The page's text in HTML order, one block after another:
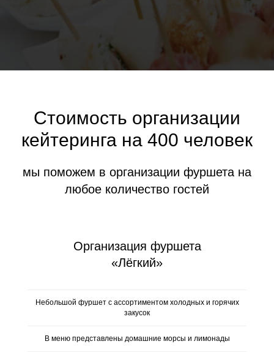
Стоимость организации
кейтеринга на 400 человек
мы поможем в организации фуршета на
любое количество гостей
Организация фуршета
«Лёгкий»
Небольшой фуршет с ассортиментом холодных и горячих
закусок
В меню представлены домашние морсы и лимонады